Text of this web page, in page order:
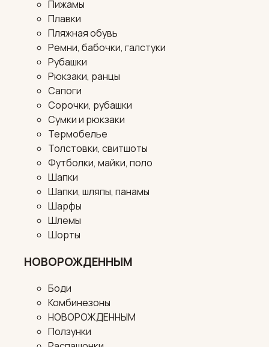
Пижамы
Плавки
Пляжная обувь
Ремни, бабочки, галстуки
Рубашки
Рюкзаки, ранцы
Сапоги
Сорочки, рубашки
Сумки и рюкзаки
Термобелье
Толстовки, свитшоты
Футболки, майки, поло
Шапки
Шапки, шляпы, панамы
Шарфы
Шлемы
Шорты
НОВОРОЖДЕННЫМ
Боди
Комбинезоны
НОВОРОЖДЕННЫМ
Ползунки